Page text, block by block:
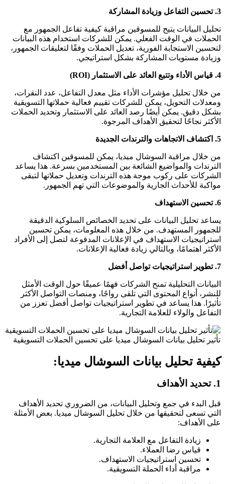
3. تحسين التفاعل وزيادة المشاركة
تحليل البيانات يتيح للمسوقين مراقبة كيفية تفاعل الجمهور مع
الحملات في الوقت الفعلي. يمكن للشركات استخدام هذه البيانات
لتحسين الاستجابة الفورية، تعديل الحملات وفقًا لتعليقات الجمهور،
وزيادة مستويات المشاركة بشكل استراتيجي.
4. قياس الأداء وتتبع العائد على الاستثمار (ROI)
من خلال تحليل مؤشرات الأداء مثل معدل التفاعل، عدد النقرات،
ومعدلات التحويل، يمكن للشركات تقييم فعالية حملاتها التسويقية
بشكل دقيق. يمكن أيضًا رصد العائد على الاستثمار وتحديد الحملات
الأكثر نجاحًا لتحقيق الأهداف المرجوة.
5. اكتشاف الاتجاهات والترندات الجديدة
من خلال مراقبة السوشال ميديا، يمكن للمسوقين اكتشاف
الترندات والمواضيع الشائعة بين المستخدمين بسرعة. هذا يساعد
الشركات على ركوب موجة هذه الترندات وتعديل حملاتها لتبقى
مواكبة للأحداث الجارية والموضوعات التي تهم الجمهور.
6. تحسين الاستهداف
يساعد تحليل البيانات على تحديد الخصائص السلوكية الدقيقة
للجمهور المستهدف. من خلال هذه المعلومات، يمكن تحسين
استراتيجيات الاستهداف في الإعلانات المدفوعة لتصل إلى الأفراد
الأكثر اهتمامًا، وبالتالي زيادة فعالية الإعلانات.
7. تطوير استراتيجيات تواصل أفضل
البيانات التحليلية تمنح الشركات فهمًا عميقًا حول الوقت الأمثل
للنشر، أنواع المحتوى التي تلقى رواجًا، ومنصات التواصل الأكثر
تأثيرًا. هذا يساعد في تطوير استراتيجيات تواصل أفضل تعزز من
التفاعل والولاء للعلامة التجارية.
تأثير تحليل بيانات السوشال ميديا على تحسين الحملات التسويقية
كيفية تحليل بيانات السوشال ميديا:
1. تحديد الأهداف
قبل البدء في جمع وتحليل البيانات، من الضروري تحديد الأهداف
التي تسعى لتحقيقها من خلال تحليل السوشال ميديا. بعض الأمثلة
على الأهداف:
زيادة التفاعل مع العلامة التجارية.
قياس رضا العملاء.
تحسين استراتيجيات الاستهداف.
مراقبة أداء الحملة التسويقية.